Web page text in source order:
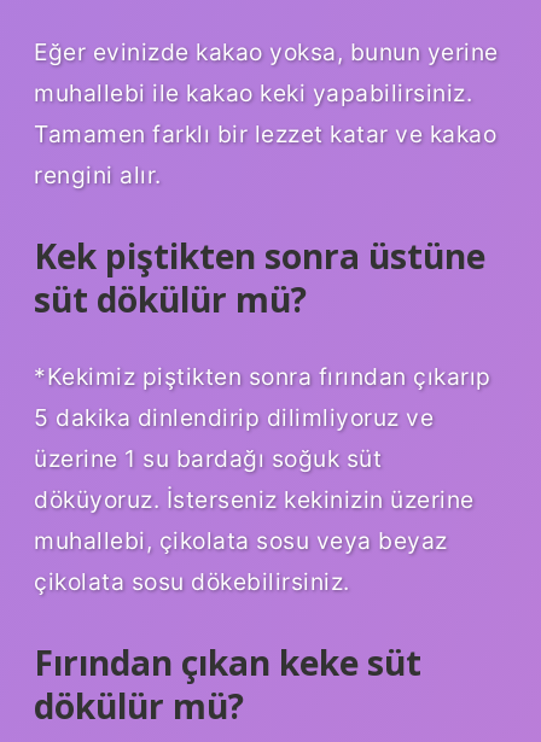
Eğer evinizde kakao yoksa, bunun yerine
muhallebi ile kakao keki yapabilirsiniz.
Tamamen farklı bir lezzet katar ve kakao
rengini alır.
Kek piştikten sonra üstüne
süt dökülür mü?
*Kekimiz piştikten sonra fırından çıkarıp
5 dakika dinlendirip dilimliyoruz ve
üzerine 1 su bardağı soğuk süt
döküyoruz. İsterseniz kekinizin üzerine
muhallebi, çikolata sosu veya beyaz
çikolata sosu dökebilirsiniz.
Fırından çıkan keke süt
dökülür mü?